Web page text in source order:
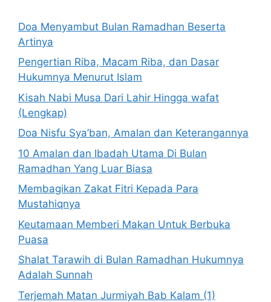
Doa Menyambut Bulan Ramadhan Beserta
Artinya
Pengertian Riba, Macam Riba, dan Dasar
Hukumnya Menurut Islam
Kisah Nabi Musa Dari Lahir Hingga wafat
(Lengkap)
Doa Nisfu Sya’ban, Amalan dan Keterangannya
10 Amalan dan Ibadah Utama Di Bulan
Ramadhan Yang Luar Biasa
Membagikan Zakat Fitri Kepada Para
Mustahiqnya
Keutamaan Memberi Makan Untuk Berbuka
Puasa
Shalat Tarawih di Bulan Ramadhan Hukumnya
Adalah Sunnah
Terjemah Matan Jurmiyah Bab Kalam (1)